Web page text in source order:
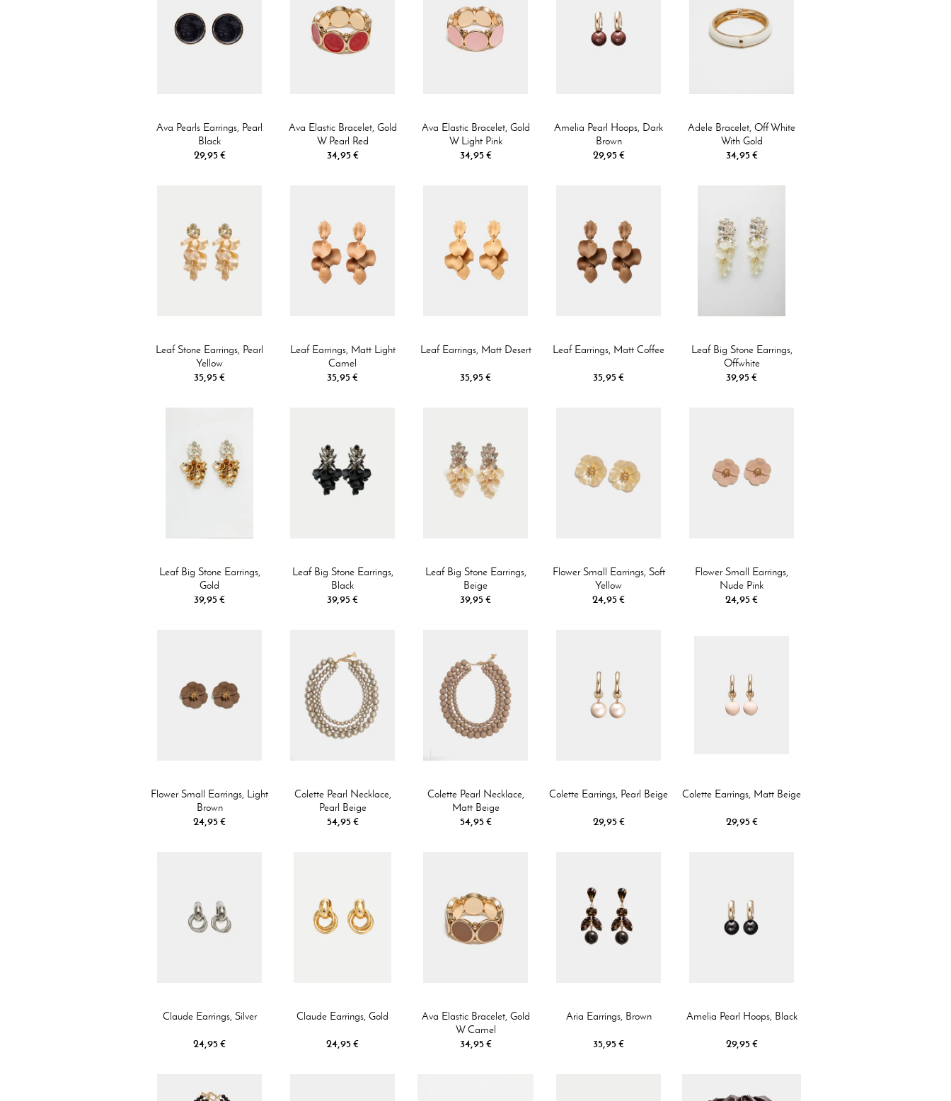
Ava Pearls Earrings, Pearl
Black
29,95 €
Ava Elastic Bracelet, Gold
W Pearl Red
34,95 €
Ava Elastic Bracelet, Gold
W Light Pink
34,95 €
Amelia Pearl Hoops, Dark
Brown
29,95 €
Adele Bracelet, Off White
With Gold
34,95 €
Leaf Stone Earrings, Pearl
Yellow
35,95 €
Leaf Earrings, Matt Light
Camel
35,95 €
Leaf Earrings, Matt Desert
35,95 €
Leaf Earrings, Matt Coffee
35,95 €
Leaf Big Stone Earrings,
Offwhite
39,95 €
Leaf Big Stone Earrings,
Gold
39,95 €
Leaf Big Stone Earrings,
Black
39,95 €
Leaf Big Stone Earrings,
Beige
39,95 €
Flower Small Earrings, Soft
Yellow
24,95 €
Flower Small Earrings,
Nude Pink
24,95 €
Flower Small Earrings, Light
Brown
24,95 €
Colette Pearl Necklace,
Pearl Beige
54,95 €
Colette Pearl Necklace,
Matt Beige
54,95 €
Colette Earrings, Pearl Beige
29,95 €
Colette Earrings, Matt Beige
29,95 €
Claude Earrings, Silver
24,95 €
Claude Earrings, Gold
24,95 €
Ava Elastic Bracelet, Gold
W Camel
34,95 €
Aria Earrings, Brown
35,95 €
Amelia Pearl Hoops, Black
29,95 €